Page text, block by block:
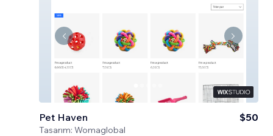
Pet Haven
Tasarım: Womaglobal
$50